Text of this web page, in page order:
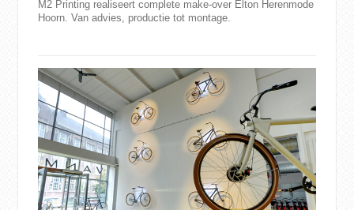
M2 Printing realiseert complete make-over Elton Herenmode
Hoorn. Van advies, productie tot montage.